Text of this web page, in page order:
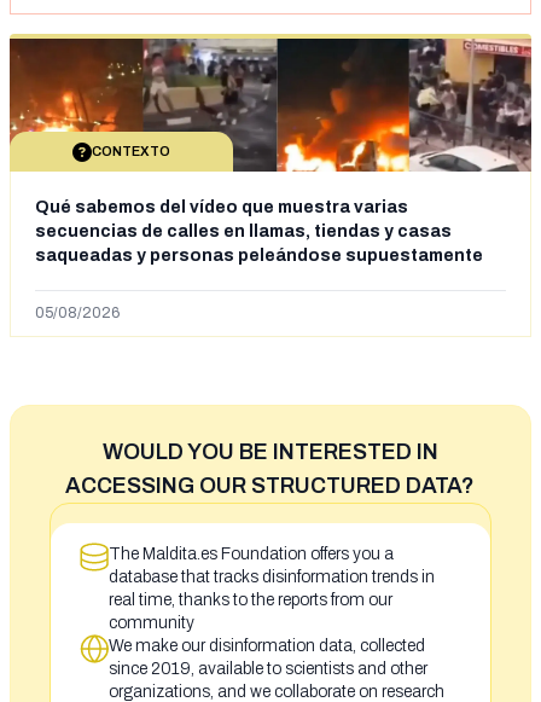
CONTEXTO
Qué sabemos del vídeo que muestra varias
secuencias de calles en llamas, tiendas y casas
saqueadas y personas peleándose supuestamente
situación irregular a Ceuta
05/08/2026
WOULD YOU BE INTERESTED IN
ACCESSING OUR STRUCTURED DATA?
The Maldita.es Foundation offers you a
database that tracks disinformation trends in
real time, thanks to the reports from our
community
We make our disinformation data, collected
since 2019, available to scientists and other
organizations, and we collaborate on research